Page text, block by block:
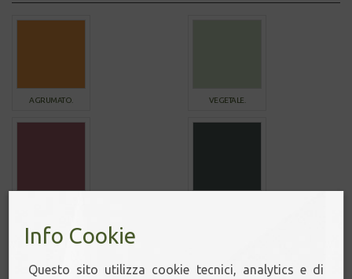
AGRUMATO. VEGETALE.
Info Cookie
Questo sito utilizza cookie tecnici, analytics e di